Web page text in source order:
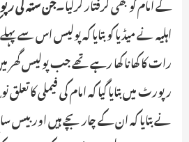
اہلیہ نے میڈیا کو بتایا کہ پولیس اس سے
رات کا کھانا کھا رہے تھے جب پولیس گھر
رپورٹ میں بتایا گیا کہ امام کی فیملی کا
نے بتایا کہ ان کے چار بچے ہیں اور بیس